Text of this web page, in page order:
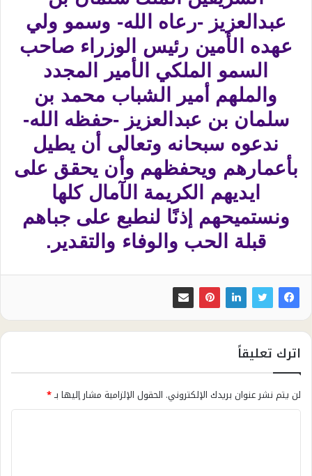
عبدالعزيز -رعاه الله- وسمو ولي
عهده الأمين رئيس الوزراء صاحب
السمو الملكي الأمير المجدد
والملهم أمير الشباب محمد بن
سلمان بن عبدالعزيز -حفظه الله-
ندعوه سبحانه وتعالى أن يطيل
بأعمارهم ويحفظهم وأن يحقق على
ايديهم الكريمة الآمال كلها
ونستميحهم إذنًا لنطبع على جباهم
قبلة الحب والوفاء والتقدير.
اترك تعليقاً
لن يتم نشر عنوان بريدك الإلكتروني. الحقول الإلزامية مشار إليها بـ*